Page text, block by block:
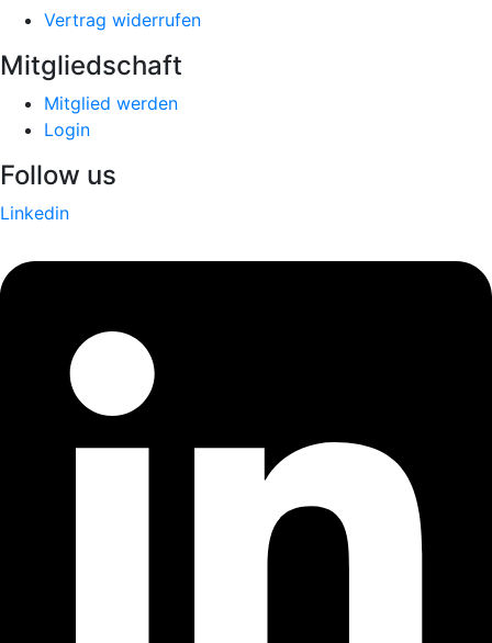
Vertrag widerrufen
Mitgliedschaft
Mitglied werden
Login
Follow us
Linkedin